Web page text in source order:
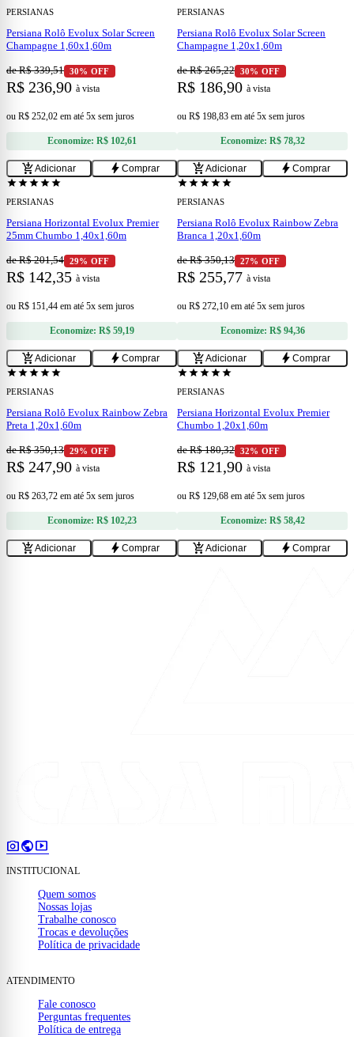
PERSIANAS
Persiana Rolô Evolux Solar Screen
Champagne 1,60x1,60m
de R$ 339,51 30% OFF
R$ 236,90 à vista
ou R$ 252,02 em até 5x sem juros
Economize: R$ 102,61
add_shopping_cartAdicionar bolt Comprar
PERSIANAS
Persiana Rolô Evolux Solar Screen
Champagne 1,20x1,60m
de R$ 265,22 30% OFF
R$ 186,90 à vista
ou R$ 198,83 em até 5x sem juros
Economize: R$ 78,32
add_shopping_cartAdicionar bolt Comprar
starstarstarstarstar
PERSIANAS
Persiana Horizontal Evolux Premier
25mm Chumbo 1,40x1,60m
de R$ 201,54 29% OFF
R$ 142,35 à vista
ou R$ 151,44 em até 5x sem juros
Economize: R$ 59,19
add_shopping_cartAdicionar bolt Comprar
starstarstarstarstar
PERSIANAS
Persiana Rolô Evolux Rainbow Zebra
Branca 1,20x1,60m
de R$ 350,13 27% OFF
R$ 255,77 à vista
ou R$ 272,10 em até 5x sem juros
Economize: R$ 94,36
add_shopping_cartAdicionar bolt Comprar
starstarstarstarstar
PERSIANAS
Persiana Rolô Evolux Rainbow Zebra
Preta 1,20x1,60m
de R$ 350,13 29% OFF
R$ 247,90 à vista
ou R$ 263,72 em até 5x sem juros
Economize: R$ 102,23
add_shopping_cartAdicionar bolt Comprar
starstarstarstarstar
PERSIANAS
Persiana Horizontal Evolux Premier
Chumbo 1,20x1,60m
de R$ 180,32 32% OFF
R$ 121,90 à vista
ou R$ 129,68 em até 5x sem juros
Economize: R$ 58,42
add_shopping_cartAdicionar bolt Comprar
photo_camerapublicsmart_display
INSTITUCIONAL
Quem somos
Nossas lojas
Trabalhe conosco
Trocas e devoluções
Política de privacidade
ATENDIMENTO
Fale conosco
Perguntas frequentes
Política de entrega